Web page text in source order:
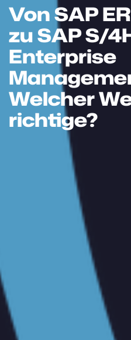
Von SAP
zu SAP S/
Enterprise
Welcher
richtige?